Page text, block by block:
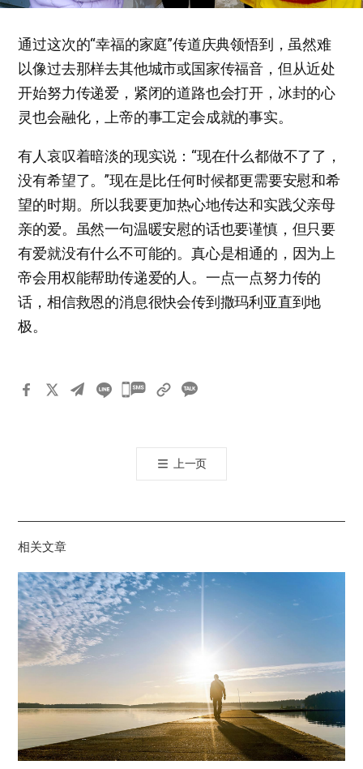
通过这次的“幸福的家庭”传道庆典领悟到，虽然难
以像过去那样去其他城市或国家传福音，但从近处
开始努力传递爱，紧闭的道路也会打开，冰封的心
灵也会融化，上帝的事工定会成就的事实。
有人哀叹着暗淡的现实说：“现在什么都做不了了，
没有希望了。”现在是比任何时候都更需要安慰和希
望的时期。所以我要更加热心地传达和实践父亲母
亲的爱。虽然一句温暖安慰的话也要谨慎，但只要
有爱就没有什么不可能的。真心是相通的，因为上
帝会用权能帮助传递爱的人。一点一点努力传的
话，相信救恩的消息很快会传到撒玛利亚直到地
极。
카
톡
공
기
上一页
相关文章